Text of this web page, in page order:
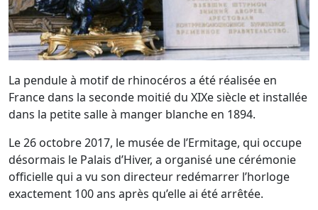
La pendule à motif de rhinocéros a été réalisée en
France dans la seconde moitié du XIXe siècle et installée
dans la petite salle à manger blanche en 1894.
Le 26 octobre 2017, le musée de l’Ermitage, qui occupe
désormais le Palais d’Hiver, a organisé une cérémonie
officielle qui a vu son directeur redémarrer l’horloge
exactement 100 ans après qu’elle ai été arrêtée.